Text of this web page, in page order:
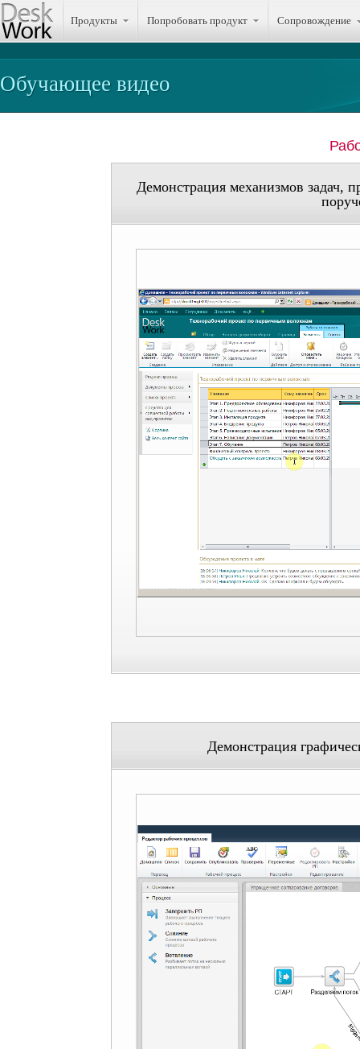
Продукты Попробовать продукт Сопровождение
Обучающее видео
Демонстрация механизмов задач,
Демонстрация